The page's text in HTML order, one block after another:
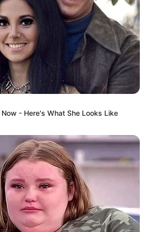
Karte zeigen.
Bauern schon seit Jahrtausenden
anwenden, hatte
der universitären Welt gelehrt. Die
ja endlich auch mal
weitere Kalauer
- Here's What She Looks Like